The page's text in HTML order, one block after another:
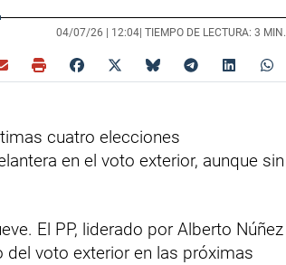
04/07/26 | 12:04 | TIEMPO DE LECTURA: 3 MIN.
cuatro elecciones
en el voto exterior, aunque sin
El PP, liderado por Alberto Núñez
voto exterior en las próximas